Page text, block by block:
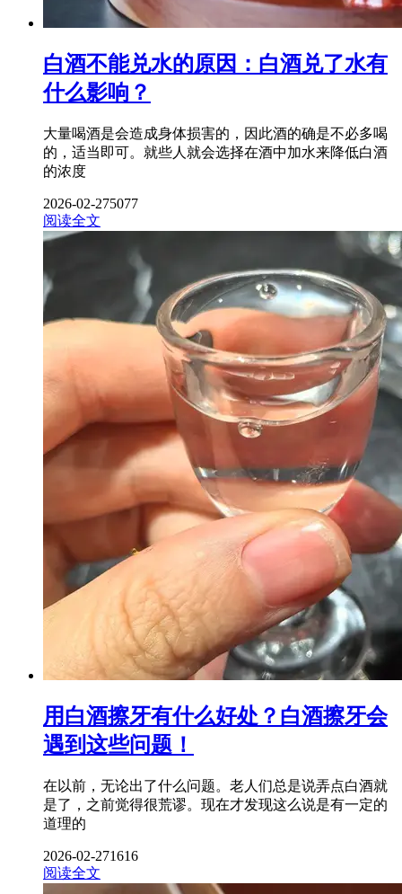
白酒不能兑水的原因：白酒兑了水有
什么影响？
大量喝酒是会造成身体损害的，因此酒的确是不必多喝
的，适当即可。就些人就会选择在酒中加水来降低白酒
的浓度
2026-02-275077
阅读全文
用白酒擦牙有什么好处？白酒擦牙会
遇到这些问题！
在以前，无论出了什么问题。老人们总是说弄点白酒就
是了，之前觉得很荒谬。现在才发现这么说是有一定的
道理的
2026-02-271616
阅读全文